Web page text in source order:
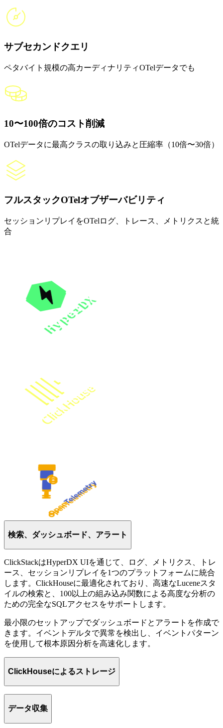
サブセカンドクエリ
ペタバイト規模の高カーディナリティOTelデータでも
10〜100倍のコスト削減
OTelデータに最高クラスの取り込みと圧縮率（10倍〜30倍）
フルスタックOTelオブザーバビリティ
セッションリプレイをOTelログ、トレース、メトリクスと統
合
検索、ダッシュボード、アラート
ClickStackはHyperDX UIを通じて、ログ、メトリクス、トレ
ース、セッションリプレイを1つのプラットフォームに統合
します。ClickHouseに最適化されており、高速なLuceneスタ
イルの検索と、100以上の組み込み関数による高度な分析の
ための完全なSQLアクセスをサポートします。
最小限のセットアップでダッシュボードとアラートを作成で
きます。イベントデルタで異常を検出し、イベントパターン
を使用して根本原因分析を高速化します。
ClickHouseによるストレージ
を取り込みます。ClickStackは最適化されたOTelスキーマを
同梱しており、手動チューニングの必要なくインサイトに集
データ収集